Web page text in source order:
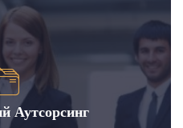
Аутсорсинг